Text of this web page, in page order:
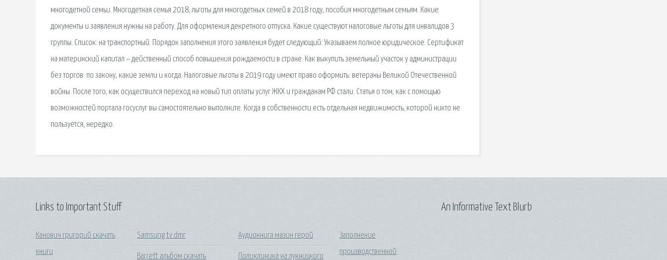
многодетной семьи. Многодетная семья 2018, льготы для многодетных семей в 2018 году, пособия многодетным семьям. Какие
документы и заявления нужны на работу. Для оформления декретного отпуска. Какие существуют налоговые льготы для инвалидов 3
группы. Список: на транспортный. Порядок заполнения этого заявления будет следующий: Указываем полное юридическое. Сертификат
на материнский капитал – действенный способ повышения рождаемости в стране. Как выкупить земельный участок у администрации
без торгов: по закону, какие земли и когда. Налоговые льготы в 2019 году имеют право оформить: ветераны Великой Отечественной
войны. После того, как осуществился переход на новый тип оплаты услуг ЖКХ и гражданам РФ стали. Статья о том, как с помощью
возможностей портала госуслуг вы самостоятельно выполните. Когда в собственности есть отдельная недвижимость, которой никто не
пользуется, нередко.
Links to Important Stuff
Канович григорий скачать
книги
Samsung tv dmr
Barrett альбом скачать
Аудиокнига мазин герой
Поликлиника на лукницкого
Заполнение
производственной
An Informative Text Blurb